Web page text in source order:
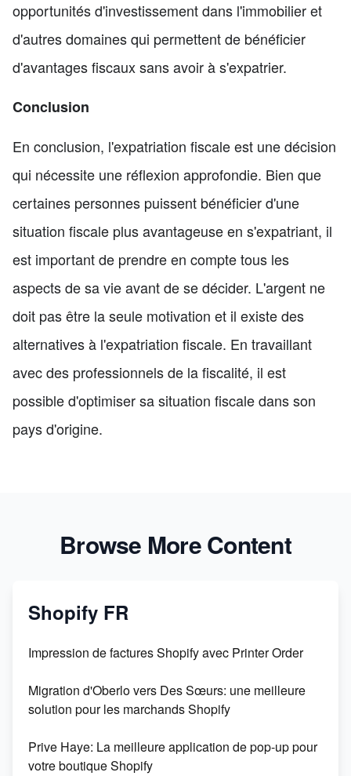
opportunités d'investissement dans l'immobilier et
d'autres domaines qui permettent de bénéficier
d'avantages fiscaux sans avoir à s'expatrier.
Conclusion
En conclusion, l'expatriation fiscale est une décision
qui nécessite une réflexion approfondie. Bien que
certaines personnes puissent bénéficier d'une
situation fiscale plus avantageuse en s'expatriant, il
est important de prendre en compte tous les
aspects de sa vie avant de se décider. L'argent ne
doit pas être la seule motivation et il existe des
alternatives à l'expatriation fiscale. En travaillant
avec des professionnels de la fiscalité, il est
possible d'optimiser sa situation fiscale dans son
pays d'origine.
Browse More Content
Shopify FR
Impression de factures Shopify avec Printer Order
Migration d'Oberlo vers Des Sœurs: une meilleure
solution pour les marchands Shopify
Prive Haye: La meilleure application de pop-up pour
votre boutique Shopify